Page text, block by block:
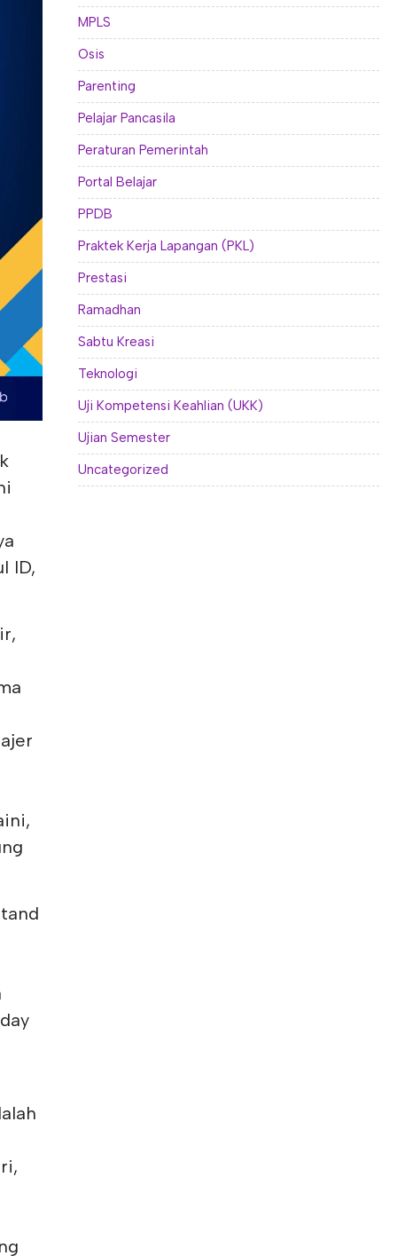
ID,
MPLS
Osis
Parenting
Pelajar Pancasila
Peraturan Pemerintah
Portal Belajar
PPDB
Praktek Kerja Lapangan (PKL)
Prestasi
Ramadhan
Sabtu Kreasi
Teknologi
Uji Kompetensi Keahlian (UKK)
Ujian Semester
Uncategorized